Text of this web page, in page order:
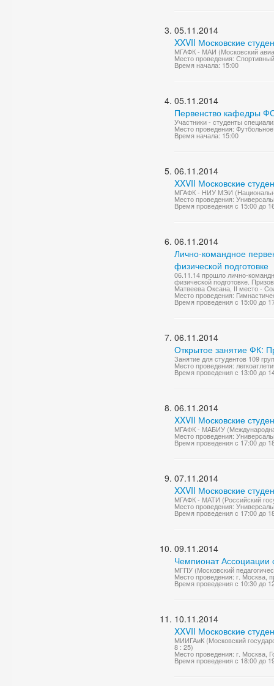
05.11.2014
XXVII Московские
МГАФК - МАИ (Московский
Место проведения:
Время начала: 15:00
05.11.2014
Первенство кафедры
Участники - студенты
Место проведения:
Время начала: 15:00
06.11.2014
XXVII Московские
МГАФК - НИУ МЭИ
Место проведения:
Время проведения с 15:00 до
06.11.2014
Лично-командное
физической подготовке
06.11.14 прошло лично-
физической подготовке.
Матвеева Оксана, II место -
Место проведения:
Время проведения с 15:00 до
06.11.2014
Открытое занятие ФК:
Занятие для студентов 109
Место проведения:
Время проведения с 13:00 до
06.11.2014
XXVII Московские
МГАФК - МАБИУ
Место проведения:
Время проведения с 17:00 до
07.11.2014
XXVII Московские
МГАФК - МАТИ (Российский
Место проведения:
Время проведения с 17:00 до
09.11.2014
Чемпионат Ассоциации
МГПУ (Московский
Место проведения: г. Москва,
Время проведения с 10:30 до
10.11.2014
XXVII Московские
МИИГАиК (Московский
8 : 25)
Место проведения: г. Москва,
Время проведения с 18:00 до